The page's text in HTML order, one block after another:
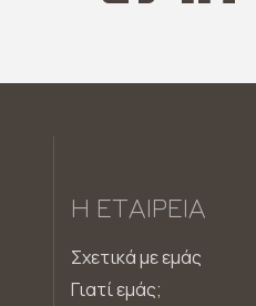
Η ΕΤΑΙΡΕΊΑ
Σχετικά με εμάς
Γιατί εμάς;